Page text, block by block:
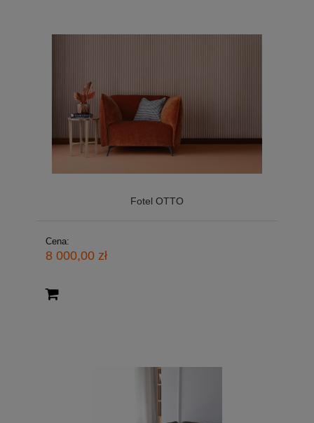
Fotel OTTO
Cena:
8 000,00 zł